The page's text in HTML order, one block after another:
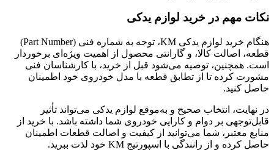
نکات مهم در خرید لوازم یدکی
هنگام خرید لوازم یدکی KM، توجه به شماره فنی (Part Number)
قطعه، اصالت کالا، و گارانتی محصول از اهمیت ویژه‌ای برخوردار
است. همچنین، توصیه می‌شود قبل از خرید، با کارشناسان فنی
مشورت کرده تا از تطابق قطعه با مدل خودروی خود اطمینان
حاصل کنید.
در نهایت، انتخاب صحیح و به‌موقع لوازم یدکی می‌تواند تأثیر
قابل‌توجهی بر دوام و کارایی خودروی شما داشته باشد. با خرید از
منابع معتبر، شما می‌توانید از کیفیت و اصالت قطعات اطمینان
حاصل کرده و از رانندگی با اسپورتیج KM خود لذت ببرید.